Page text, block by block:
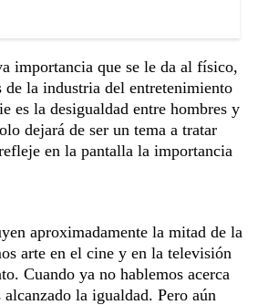
importancia que se le da al físico,
de la industria del entretenimiento
es la desigualdad entre hombres y
dejará de ser un tema a tratar
en la pantalla la importancia
aproximadamente la mitad de la
arte en el cine y en la televisión
Cuando ya no hablemos acerca
la igualdad. Pero aún